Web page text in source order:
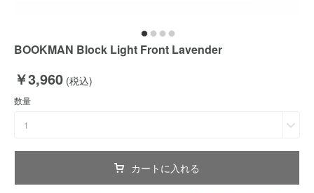
BOOKMAN Block Light Front Lavender
￥3,960 (税込)
数量
1
カートに入れる